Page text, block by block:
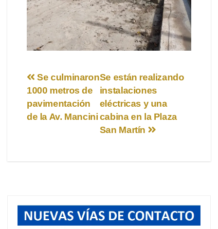
Navegación
de
entradas
Se están realizando
instalaciones
eléctricas y una
cabina en la Plaza
San Martín
Se culminaron
1000 metros de
pavimentación
de la Av. Mancini